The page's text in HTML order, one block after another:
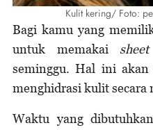
Kulit kering/ Foto:
Bagi kamu yang
untuk memakai
seminggu. Hal ini
menghidrasi kulit secara
Waktu yang